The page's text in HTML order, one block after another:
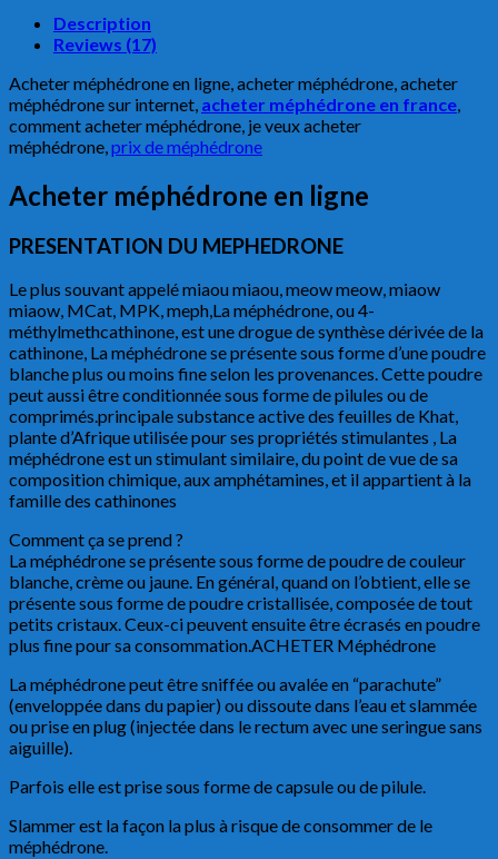
Description
Reviews (17)
Acheter méphédrone en ligne, acheter méphédrone, acheter
méphédrone sur internet, acheter méphédrone en france
comment acheter méphédrone, je veux acheter
méphédrone, prix de méphédrone
Acheter méphédrone en ligne
PRESENTATION DU MEPHEDRONE
Le plus souvant appelé miaou miaou, meow meow, miaow
miaow, MCat, MPK, meph,La méphédrone, ou 4-
méthylmethcathinone, est une drogue de synthèse dérivée de la
cathinone, La méphédrone se présente sous forme d’une poudre
blanche plus ou moins fine selon les provenances. Cette poudre
peut aussi être conditionnée sous forme de pilules ou de
comprimés.principale substance active des feuilles de Khat,
plante d’Afrique utilisée pour ses propriétés stimulantes , La
méphédrone est un stimulant similaire, du point de vue de sa
composition chimique, aux amphétamines, et il appartient à la
famille des cathinones
Comment ça se prend ?
La méphédrone se présente sous forme de poudre de couleur
blanche, crème ou jaune. En général, quand on l’obtient, elle se
présente sous forme de poudre cristallisée, composée de tout
petits cristaux. Ceux-ci peuvent ensuite être écrasés en poudre
plus fine pour sa consommation.ACHETER Méphédrone
La méphédrone peut être sniffée ou avalée en “parachute”
(enveloppée dans du papier) ou dissoute dans l’eau et slammée
ou prise en plug (injectée dans le rectum avec une seringue sans
aiguille).
Parfois elle est prise sous forme de capsule ou de pilule.
Slammer est la façon la plus à risque de consommer de le
méphédrone.